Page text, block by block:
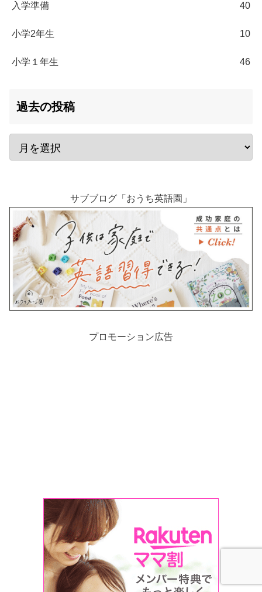
入学準備 40
小学2年生 10
小学１年生 46
過去の投稿
サブブログ「おうち英語園」
プロモーション広告